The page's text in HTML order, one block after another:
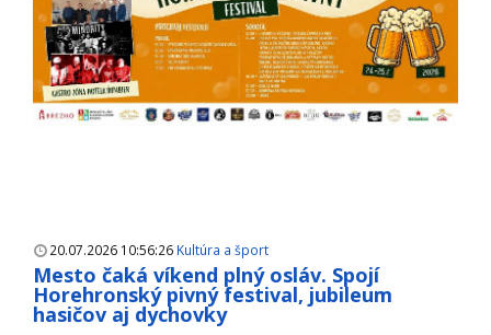
20.07.2026 10:56:26 Kultúra a šport
Mesto čaká víkend plný osláv. Spojí
Horehronský pivný festival, jubileum
hasičov aj dychovky